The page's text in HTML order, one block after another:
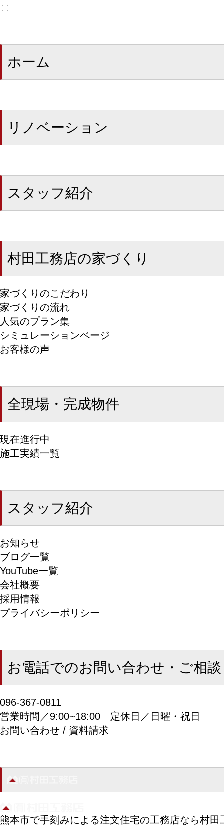
ホーム
リノベーション
スタッフ紹介
村田工務店の家づくり
家づくりのこだわり
家づくりの流れ
人気のプラン集
シミュレーションページ
お客様の声
全現場・完成物件
現在進行中
施工実績一覧
スタッフ紹介
お知らせ
ブログ一覧
YouTube一覧
会社概要
採用情報
プライバシーポリシー
お電話でのお問い合わせ・ご相談
096-367-0811
営業時間／9:00~18:00 定休日／日曜・祝日
お問い合わせ / 資料請求
熊本市で手刻みによる注文住宅の工務店なら村田